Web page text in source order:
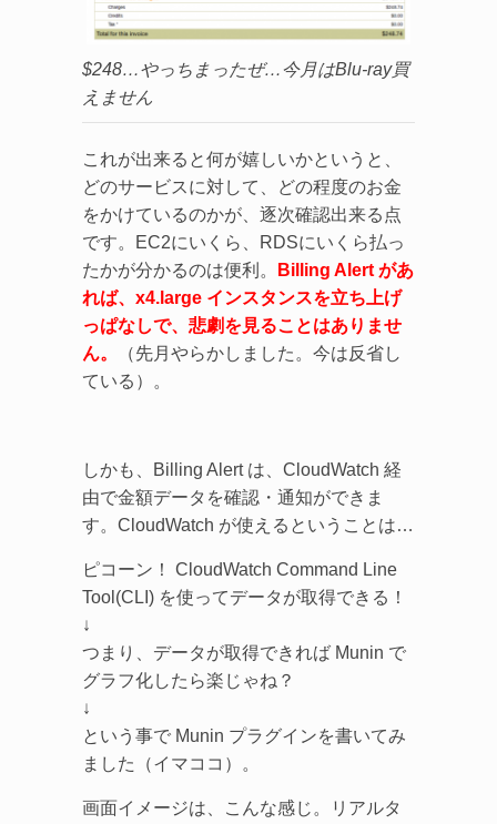
$248…やっちまったぜ…今月はBlu-ray買
えません
これが出来ると何が嬉しいかというと、
どのサービスに対して、どの程度のお金
をかけているのかが、逐次確認出来る点
です。EC2にいくら、RDSにいくら払っ
たかが分かるのは便利。
Billing Alert があ
れば、x4.large インスタンスを立ち上げ
っぱなしで、悲劇を見ることはありませ
ん。
（先月やらかしました。今は反省し
ている）。
しかも、Billing Alert は、CloudWatch 経
由で金額データを確認・通知ができま
す。CloudWatch が使えるということは…
ピコーン！ CloudWatch Command Line
Tool(CLI) を使ってデータが取得できる！
↓
つまり、データが取得できれば Munin で
グラフ化したら楽じゃね？
↓
という事で Munin プラグインを書いてみ
ました（イマココ）。
画面イメージは、こんな感じ。リアルタ